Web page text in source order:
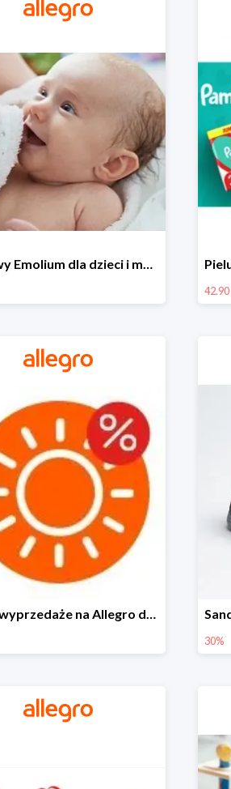
Zestawy Emolium dla dzieci i mam na Allegro od 35,99 zł
42.90
Letnie wyprzedaże na Allegro do -40%
30%